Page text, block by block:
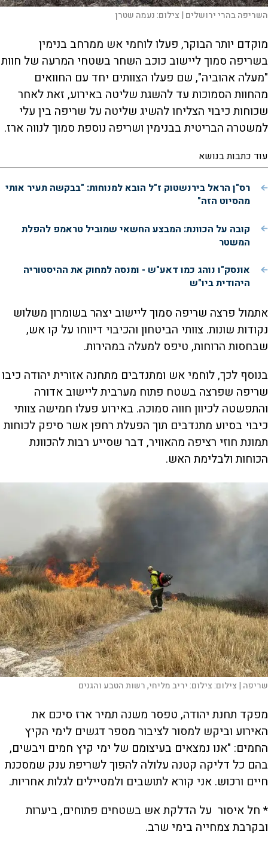
השריפה בהרי ירושלים | צילום:נעמה שטרן
מוקדם יותר הבוקר, פעלו לוחמי אש ממרחב בנימין
בשריפה סמוך ליישוב כוכב השחר בשטחי המרעה של חוות
"מעלה אהוביה", שם פעלו הצוותים יחד עם החוואים
מהחוות הסמוכות עד להשגת שליטה באירוע, זאת לאחר
שכוחות כיבוי הצליחו להשיג שליטה על שריפה בין עלי
למשטרה הבריטית בבנימין ושריפה נוספת סמוך לנווה ארז.
עוד כתבות בנושא
רס"ן הראל בירנשטוק ז"ל הובא למנוחות: "בבקשה תעיר אותי
מהסיוט הזה"
קובה על הכוונת: המבצע החשאי שמוביל טראמפ להפלת
המשטר
אונסק"ו נוהג כמו דאע"ש - ומנסה למחוק את ההיסטוריה
היהודית ביו"ש
אתמול פרצה שריפה סמוך ליישוב יצהר בשומרון משלוש
נקודות שונות. צוותי הביטחון והכיבוי דיווחו על קו אש,
שבחסות הרוחות, טיפס למעלה במהירות.
בנוסף לכך, לוחמי אש ומתנדבים מתחנה אזורית יהודה כיבו
שריפה שפרצה בשטח פתוח מערבית ליישוב אדורה
והתפשטה לכיוון חווה סמוכה. באירוע פעלו חמישה צוותי
כיבוי בסיוע מתנדבים תוך הפעלת רחפן אשר סיפק לכוחות
תמונת חוזי רציפה מהאוויר, דבר שסייע רבות להכוונת
הכוחות ולבלימת האש.
שריפה | צילום:צילום: יריב מליחי, רשות הטבע והגנים
מפקד תחנת יהודה, טפסר משנה תמיר ארז סיכם את
האירוע וביקש למסור לציבור מספר דגשים לימי הקיץ
החמים: "אנו נמצאים בעיצומם של ימי קיץ חמים ויבשים,
בהם כל דליקה קטנה עלולה להפוך לשריפת ענק שמסכנת
חיים ורכוש. אני קורא לתושבים ולמטיילים לגלות אחריות.
* חל איסור על הדלקת אש בשטחים פתוחים, ביערות
ובקרבת צמחייה בימי שרב.